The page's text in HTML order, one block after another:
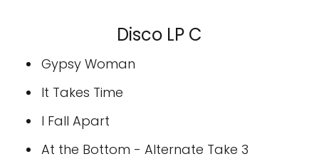
Disco LP C
Gypsy Woman
It Takes Time
I Fall Apart
At the Bottom - Alternate Take 3